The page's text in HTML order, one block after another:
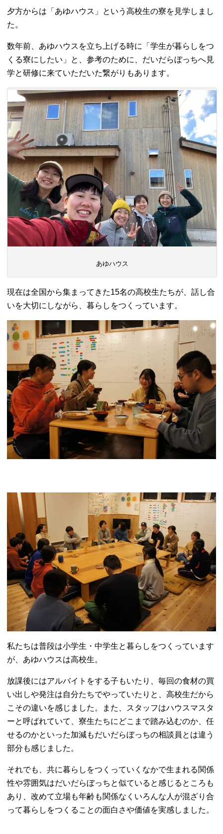
夕方からは「あゆハウス」という高校生の寮を見学しまし
た。
数年前、あゆハウスを立ち上げる時に「学生が暮らしをつ
くる寮にしたい」と、参考のために、だいだらぼっちへ見
学と研修に来ていただいた繋がりもあります。
あゆハウス
現在は全国から集まってきた15名の高校生たちが、話し合
いを大切にしながら、暮らしをつくっています。
私たちは普段は小学生・中学生と暮らしをつくっています
が、あゆハウスは高校生。
放課後にはアルバイトをする子もいたり、毎回の食材の買
い出しや発注は自分たちでやっていたりと、高校生だから
こその違いを感じました。また、スタッフはハウスマスタ
ーと呼ばれていて、寮生たちにどこまで踏み込むのか、任
せるのかといった加減もだいだらぼっちの相談員とは違う
部分も感じました。
それでも、共に暮らしをつくっていくなかで生まれる関係
性や雰囲気はだいだらぼっちと似ていると感じるところも
あり、改めて立場も年齢も関係なくいろんな人が混ざり合
って暮らしをつくることの面白さや価値を実感しました。